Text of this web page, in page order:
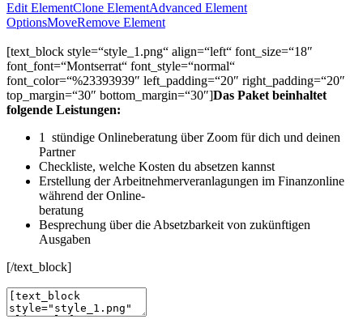
Edit ElementClone ElementAdvanced Element
OptionsMoveRemove Element
[text_block style=“style_1.png“ align=“left“ font_size=“18″
font_font=“Montserrat“ font_style=“normal“
font_color=“%23393939″ left_padding=“20″ right_padding=“20″
top_margin=“30″ bottom_margin=“30″]Das Paket beinhaltet
folgende Leistungen:
1 stündige Onlineberatung über Zoom für dich und deinen
Partner
Checkliste, welche Kosten du absetzen kannst
Erstellung der Arbeitnehmerveranlagungen im Finanzonline
während der Online-
beratung
Besprechung über die Absetzbarkeit von zukünftigen
Ausgaben
[/text_block]